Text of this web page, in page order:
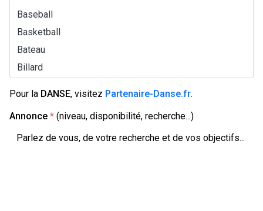
Baseball
Basketball
Bateau
Billard
Boxe
Canoë-kayak
Pour la DANSE, visitez Partenaire-Danse.fr.
Annonce * (niveau, disponibilité, recherche...)